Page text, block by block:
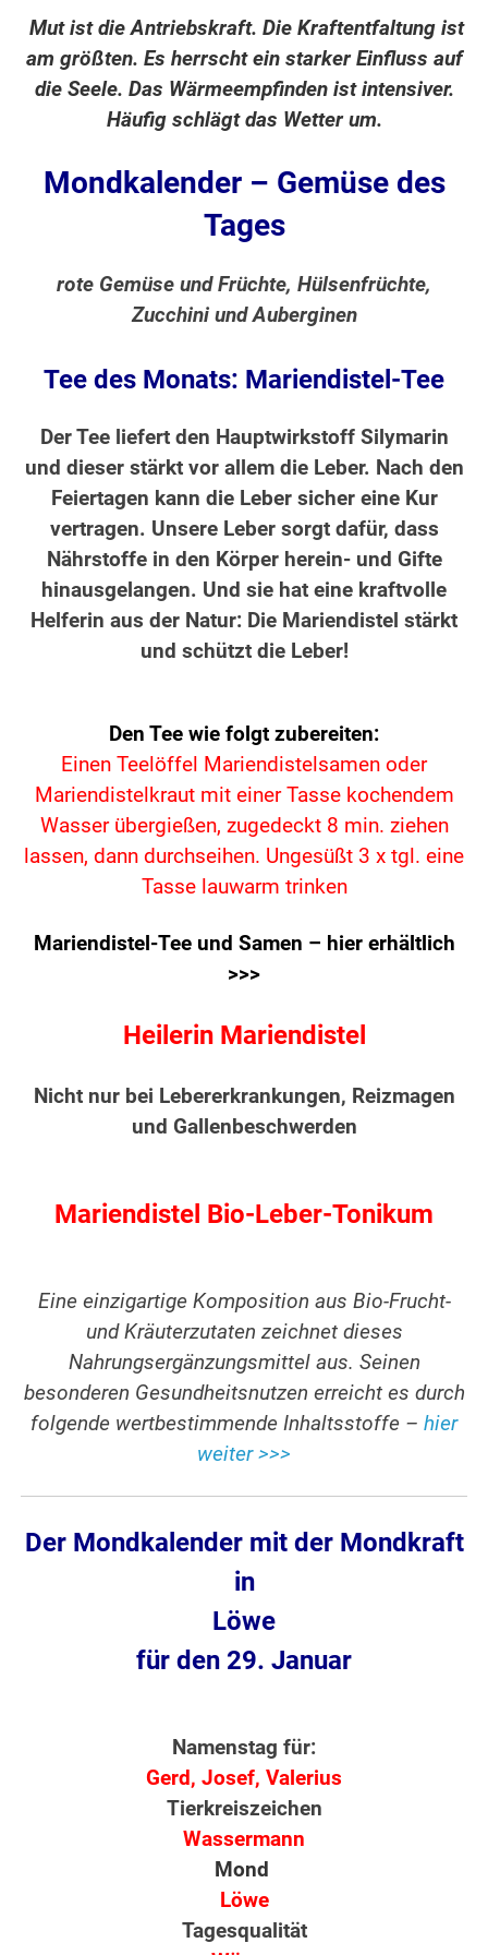
Mut ist die Antriebskraft. Die Kraftentfaltung ist
am größten. Es herrscht ein starker Einfluss auf
die Seele. Das Wärmeempfinden ist intensiver.
Häufig schlägt das Wetter um.
Mondkalender – Gemüse des
Tages
rote Gemüse und Früchte, Hülsenfrüchte,
Zucchini und Auberginen
Tee des Monats: Mariendistel-Tee
Der Tee liefert den Hauptwirkstoff Silymarin
und dieser stärkt vor allem die Leber. Nach den
Feiertagen kann die Leber sicher eine Kur
vertragen. Unsere Leber sorgt dafür, dass
Nährstoffe in den Körper herein- und Gifte
hinausgelangen. Und sie hat eine kraftvolle
Helferin aus der Natur: Die Mariendistel stärkt
und schützt die Leber!
Den Tee wie folgt zubereiten:
Einen Teelöffel Mariendistelsamen oder
Mariendistelkraut mit einer Tasse kochendem
Wasser übergießen, zugedeckt 8 min. ziehen
lassen, dann durchseihen. Ungesüßt 3 x tgl. eine
Tasse lauwarm trinken
Mariendistel-Tee und Samen – hier erhältlich
>>>
Heilerin Mariendistel
Nicht nur bei Lebererkrankungen, Reizmagen
und Gallenbeschwerden
Mariendistel Bio-Leber-Tonikum
Eine einzigartige Komposition aus Bio-Frucht-
und Kräuterzutaten zeichnet dieses
Nahrungsergänzungsmittel aus. Seinen
besonderen Gesundheitsnutzen erreicht es durch
folgende wertbestimmende Inhaltsstoffe – hier
weiter >>>
Der Mondkalender mit der Mondkraft
in
Löwe
für den 29. Januar
Namenstag für:
Gerd, Josef, Valerius
Tierkreiszeichen
Wassermann
Mond
Löwe
Tagesqualität